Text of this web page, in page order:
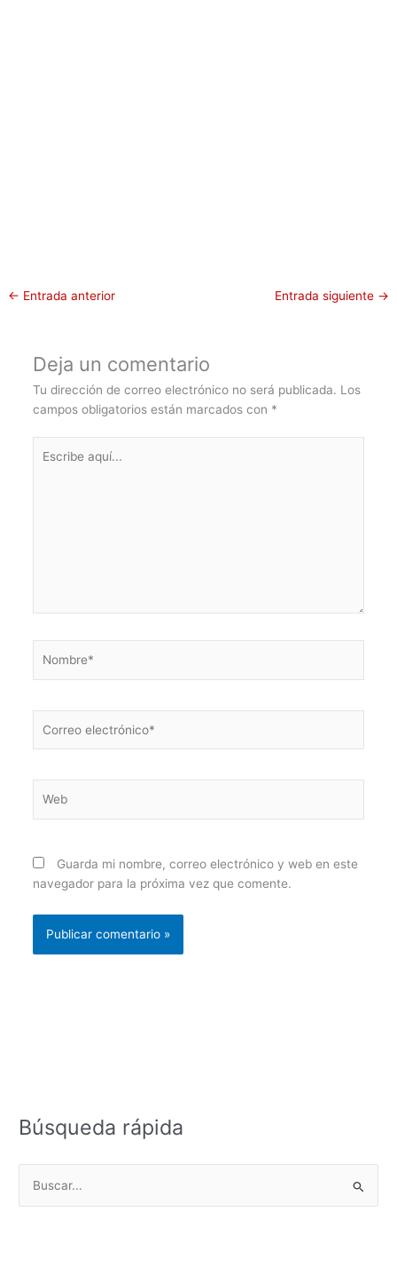
← Entrada anterior Entrada siguiente →
Deja un comentario
Tu dirección de correo electrónico no será publicada. Los
campos obligatorios están marcados con *
aquí...
electrónico*
Guarda mi nombre, correo electrónico y web en este
navegador para la próxima vez que comente.
Búsqueda rápida